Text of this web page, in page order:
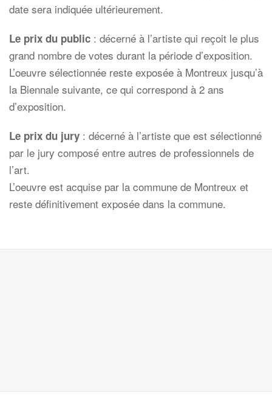
date sera indiquée ultérieurement.
Le prix du public : décerné à l’artiste qui reçoit le plus
grand nombre de votes durant la période d’exposition.
L’oeuvre sélectionnée reste exposée à Montreux jusqu’à
la Biennale suivante, ce qui correspond à 2 ans
d’exposition.
Le prix du jury : décerné à l’artiste que est sélectionné
par le jury composé entre autres de professionnels de
l’art.
L’oeuvre est acquise par la commune de Montreux et
reste définitivement exposée dans la commune.